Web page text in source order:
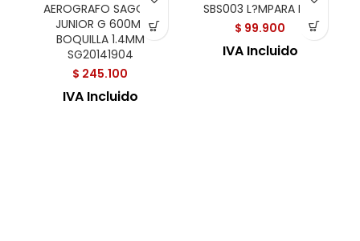
AEROGRAFO SAGOLA
JUNIOR G 600ML
BOQUILLA 1.4MM
SG20141904
$ 245.100
IVA Incluido
SBS003 L?MPARA LED
$ 99.900
IVA Incluido